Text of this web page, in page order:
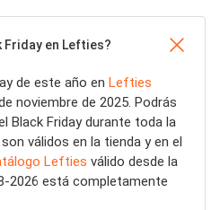
Friday en Lefties?
de este año en Lefties
noviembre de 2025. Podrás
Black Friday durante toda la
válidos en la tienda y en el
Lefties válido desde la
2026 está completamente